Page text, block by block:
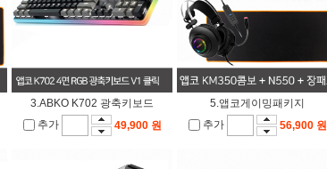
3.ABKO K702 광축키보드
추가
49,900 원
5.앱코게이밍패키지
추가
56,900 원